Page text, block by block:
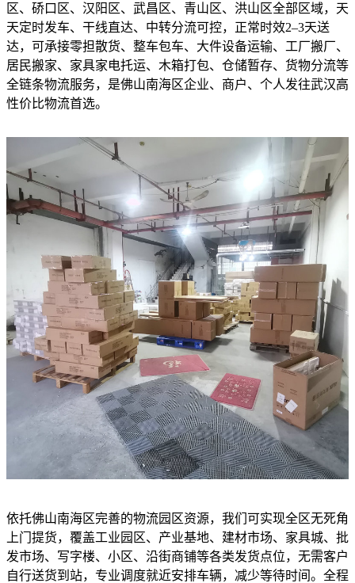
区、硚口区、汉阳区、武昌区、青山区、洪山区全部区域，天
天定时发车、干线直达、中转分流可控，正常时效2–3天送
达，可承接零担散货、整车包车、大件设备运输、工厂搬厂、
居民搬家、家具家电托运、木箱打包、仓储暂存、货物分流等
全链条物流服务，是佛山南海区企业、商户、个人发往武汉高
性价比物流首选。
依托佛山南海区完善的物流园区资源，我们可实现全区无死角
上门提货，覆盖工业园区、产业基地、建材市场、家具城、批
发市场、写字楼、小区、沿街商铺等各类发货点位，无需客户
自行送货到站，专业调度就近安排车辆，减少等待时间。全程